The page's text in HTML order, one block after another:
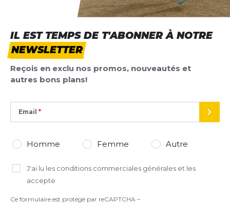
IL EST TEMPS DE T'ABONNER À NOTRE
NEWSLETTER
Reçois en exclu nos promos, nouveautés et
autres bons plans!
Email
Homme Femme Autre
J'ai lu les conditions commerciales générales et les
accepte
Ce formulaire est protégé par reCAPTCHA –